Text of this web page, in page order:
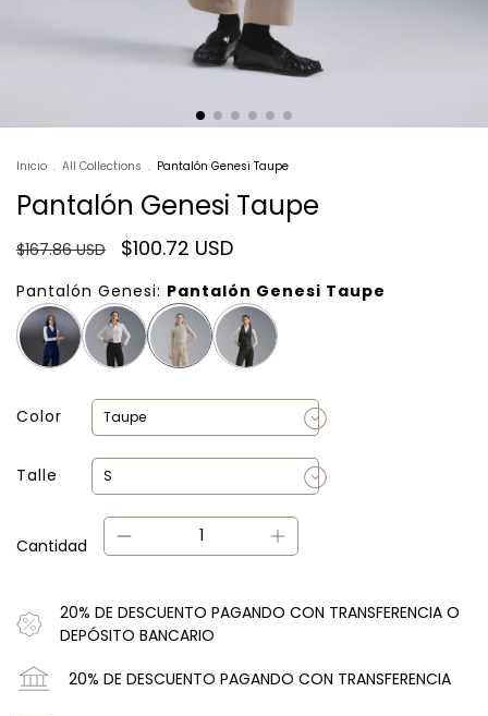
Inicio . All Collections . Pantalón Genesi Taupe
Pantalón Genesi Taupe
$167.86 USD $100.72 USD
Pantalón Genesi: Pantalón Genesi Taupe
Color
Talle
Cantidad
20% DE DESCUENTO PAGANDO CON TRANSFERENCIA O
DEPÓSITO BANCARIO
20% DE DESCUENTO PAGANDO CON TRANSFERENCIA